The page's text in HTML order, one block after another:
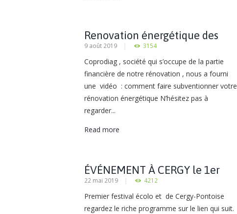
Renovation énergétique des
bâtiments des unités 3,4,5
9 août 2019 3154
Coprodiag , société qui s’occupe de la partie
financière de notre rénovation , nous a fourni
une vidéo : comment faire subventionner votre
rénovation énergétique N’hésitez pas à
regarder...
Read more
ÉVÉNEMENT À CERGY le 1er
JUIN
22 mai 2019 4212
Premier festival écolo et de Cergy-Pontoise
regardez le riche programme sur le lien qui suit.